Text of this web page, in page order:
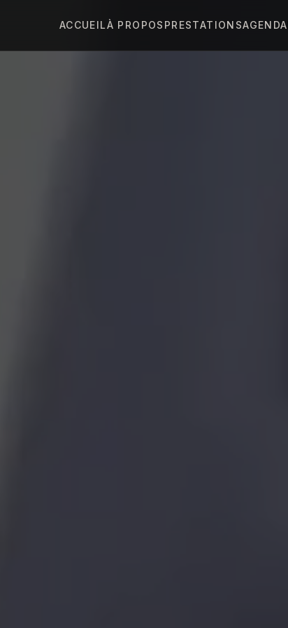
ACCUEILÀ PROPOS PRESTATIONSAGENDA